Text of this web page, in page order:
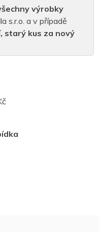
výrobky
s.r.o. a v případě
starý kus za nový